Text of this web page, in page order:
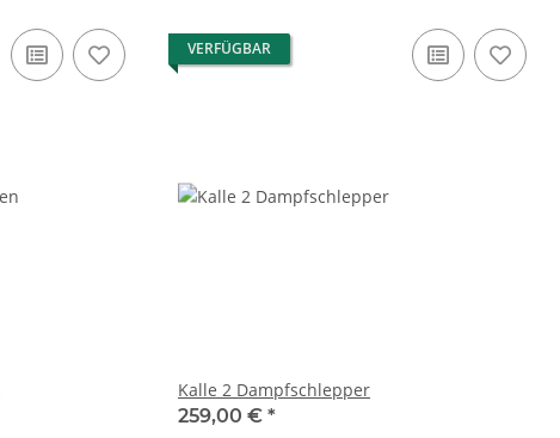
VERFÜGBAR
Kalle 2 Dampfschlepper
259,00 € *